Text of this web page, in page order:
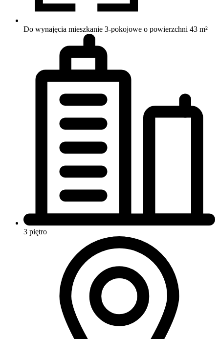
Do wynajęcia mieszkanie 3-pokojowe o powierzchni 43 m²
3 piętro